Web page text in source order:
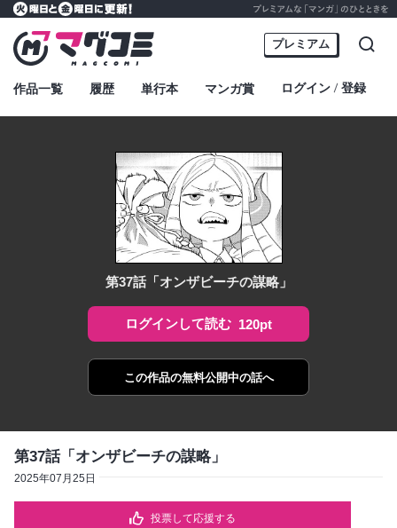
マグコミ – Mag Garden Comic Online
プレミアムな「マンガ」のひとときを
火曜日と金曜日に更新！
プレミアム
作品一覧 履歴 単行本 マンガ賞 ログイン ・
登録
検索
第37話「オンザビーチの謀略」
ログインして読む 120pt
この作品の無料公開中の話へ
第37話「オンザビーチの謀略」
2025年07月25日
投票して応援する